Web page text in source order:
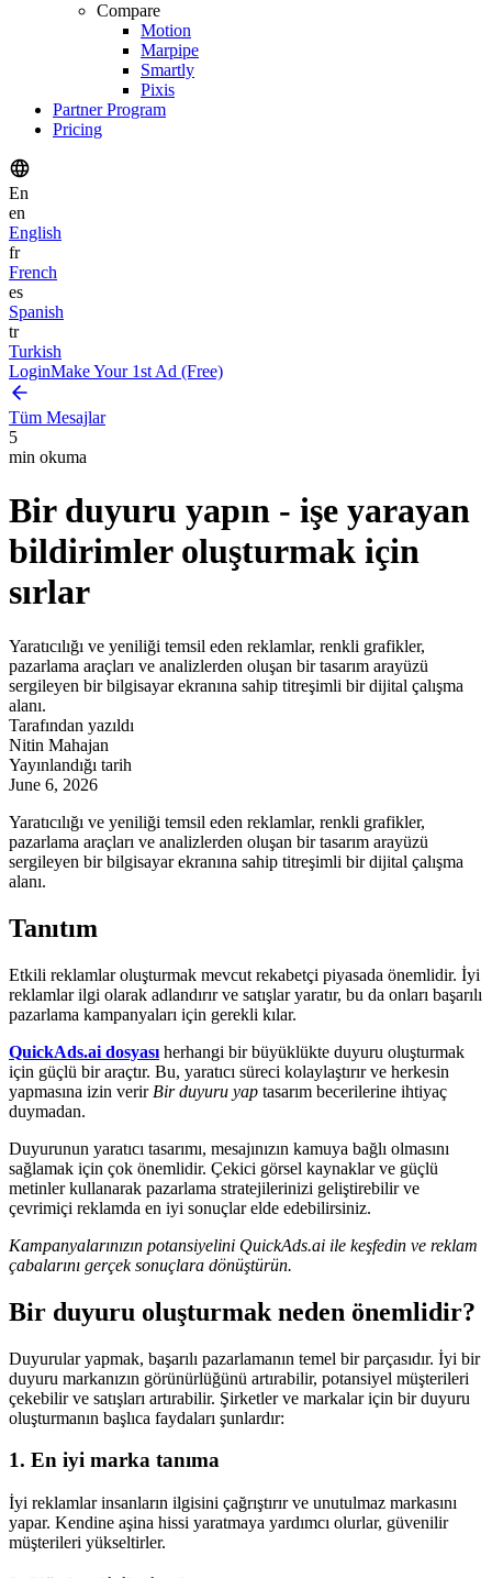
Compare
Motion
Marpipe
Smartly
Pixis
Partner Program
Pricing
En
en
English
fr
French
es
Spanish
tr
Turkish
LoginMake Your 1st Ad (Free)
Tüm Mesajlar
5
min okuma
Bir duyuru yapın - işe yarayan
bildirimler oluşturmak için
sırlar
Yaratıcılığı ve yeniliği temsil eden reklamlar, renkli grafikler,
pazarlama araçları ve analizlerden oluşan bir tasarım arayüzü
sergileyen bir bilgisayar ekranına sahip titreşimli bir dijital çalışma
alanı.
Tarafından yazıldı
Nitin Mahajan
Yayınlandığı tarih
June 6, 2026
Yaratıcılığı ve yeniliği temsil eden reklamlar, renkli grafikler,
pazarlama araçları ve analizlerden oluşan bir tasarım arayüzü
sergileyen bir bilgisayar ekranına sahip titreşimli bir dijital çalışma
alanı.
Tanıtım
Etkili reklamlar oluşturmak mevcut rekabetçi piyasada önemlidir. İyi
reklamlar ilgi olarak adlandırır ve satışlar yaratır, bu da onları başarılı
pazarlama kampanyaları için gerekli kılar.
QuickAds.ai dosyası herhangi bir büyüklükte duyuru oluşturmak
için güçlü bir araçtır. Bu, yaratıcı süreci kolaylaştırır ve herkesin
yapmasına izin verir Bir duyuru yap tasarım becerilerine ihtiyaç
duymadan.
Duyurunun yaratıcı tasarımı, mesajınızın kamuya bağlı olmasını
sağlamak için çok önemlidir. Çekici görsel kaynaklar ve güçlü
metinler kullanarak pazarlama stratejilerinizi geliştirebilir ve
çevrimiçi reklamda en iyi sonuçlar elde edebilirsiniz.
Kampanyalarınızın potansiyelini QuickAds.ai ile keşfedin ve reklam
çabalarını gerçek sonuçlara dönüştürün.
Bir duyuru oluşturmak neden önemlidir?
Duyurular yapmak, başarılı pazarlamanın temel bir parçasıdır. İyi bir
duyuru markanızın görünürlüğünü artırabilir, potansiyel müşterileri
çekebilir ve satışları artırabilir. Şirketler ve markalar için bir duyuru
oluşturmanın başlıca faydaları şunlardır:
1. En iyi marka tanıma
İyi reklamlar insanların ilgisini çağrıştırır ve unutulmaz markasını
yapar. Kendine aşina hissi yaratmaya yardımcı olurlar, güvenilir
müşterileri yükseltirler.